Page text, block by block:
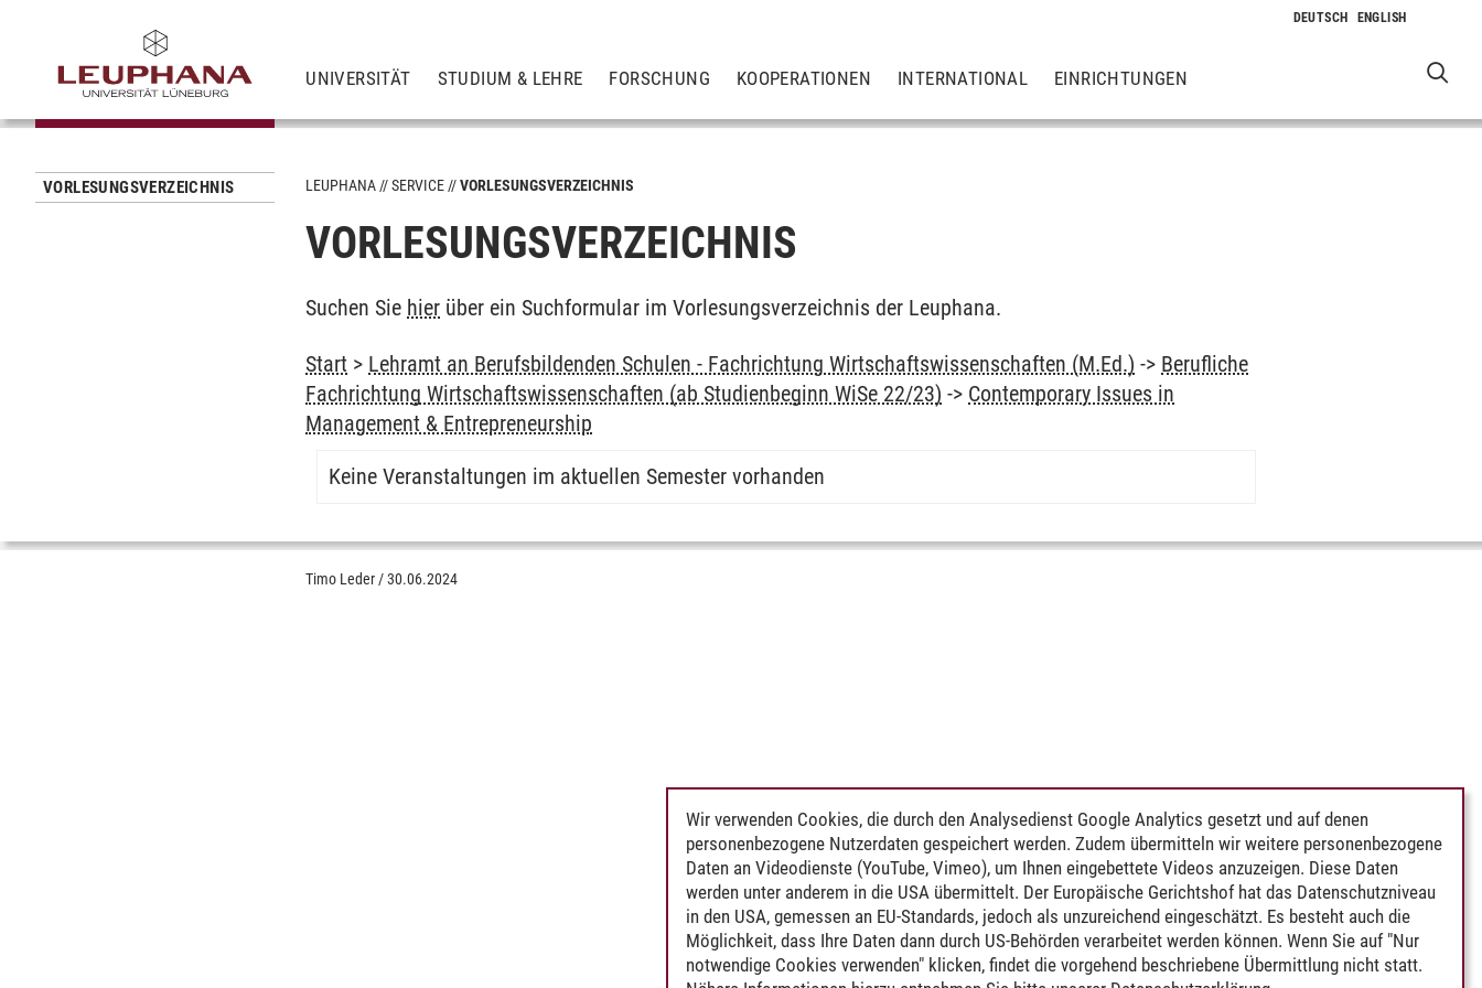
UNIVERSITÄT STUDIUM & LEHRE FORSCHUNG KOOPERATIONEN INTERNATIONAL EINRICHTUNGEN
VORLESUNGSVERZEICHNIS LEUPHANA SERVICE VORLESUNGSVERZEICHNIS
VORLESUNGSVERZEICHNIS
Suchen Sie hier über ein Suchformular im Vorlesungsverzeichnis der Leuphana.
Start > Lehramt an Berufsbildenden Schulen - Fachrichtung Wirtschaftswissenschaften (M.Ed.) -> Berufliche
Fachrichtung Wirtschaftswissenschaften (ab Studienbeginn WiSe 22/23) -> Contemporary Issues in
Management & Entrepreneurship
Keine Veranstaltungen im aktuellen Semester vorhanden
Timo Leder /30.06.2024
Wir verwenden Cookies, die durch den Analysedienst Google Analytics gesetzt und auf denen
personenbezogene Nutzerdaten gespeichert werden. Zudem übermitteln wir weitere personenbezogene
Daten an Videodienste (YouTube, Vimeo), um Ihnen eingebettete Videos anzuzeigen. Diese Daten
werden unter anderem in die USA übermittelt. Der Europäische Gerichtshof hat das Datenschutzniveau
in den USA, gemessen an EU-Standards, jedoch als unzureichend eingeschätzt. Es besteht auch die
Möglichkeit, dass Ihre Daten dann durch US-Behörden verarbeitet werden können. Wenn Sie auf "Nur
notwendige Cookies verwenden" klicken, findet die vorgehend beschriebene Übermittlung nicht statt.